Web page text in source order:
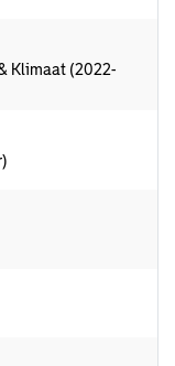
Klimaat (2022-